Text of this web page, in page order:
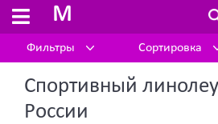
M
Фильтры Сортировка
Спортивный
России